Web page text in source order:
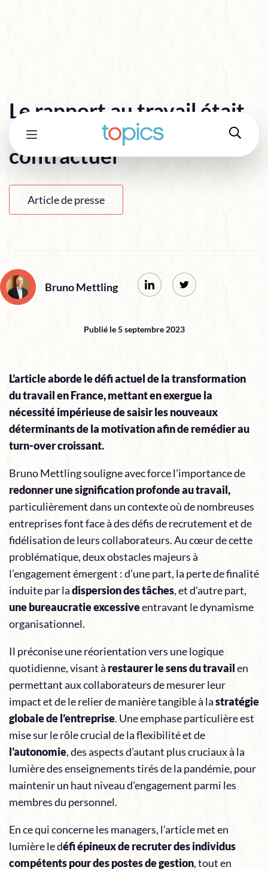
Le rapport au travail était
affectif, il est devenu
contractuel
Article de presse
Bruno Mettling
Publié le 5 septembre 2023
L’article aborde le défi actuel de la transformation
du travail en France, mettant en exergue la
nécessité impérieuse de saisir les nouveaux
déterminants de la motivation afin de remédier au
turn-over croissant.
Bruno Mettling souligne avec force l’importance de
redonner une signification profonde au travail,
particulièrement dans un contexte où de nombreuses
entreprises font face à des défis de recrutement et de
fidélisation de leurs collaborateurs. Au cœur de cette
problématique, deux obstacles majeurs à
l’engagement émergent : d’une part, la perte de finalité
induite par ladispersion des tâches, et d’autre part,
une bureaucratie excessiveentravant le dynamisme
organisationnel.
Il préconise une réorientation vers une logique
quotidienne, visant à restaurer le sens du travailen
permettant aux collaborateurs de mesurer leur
impact et de le relier de manière tangible à lastratégie
globale de l’entreprise. Une emphase particulière est
mise sur le rôle crucial de la flexibilité et de
l’autonomie, des aspects d’autant plus cruciaux à la
lumière des enseignements tirés de la pandémie, pour
maintenir un haut niveau d’engagement parmi les
membres du personnel.
En ce qui concerne les managers, l’article met en
lumière le défi épineux de recruter des individus
compétents pour des postes de gestion, tout en